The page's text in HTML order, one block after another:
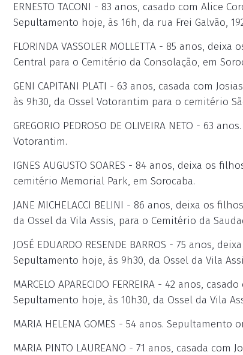
ERNESTO TACONI - 83 anos, casado com Alice
Sepultamento hoje, às 16h, da rua Frei Galvão,
FLORINDA VASSOLER MOLLETTA - 85 anos,
Central para o Cemitério da Consolação, em
GENI CAPITANI PLATI - 63 anos, casada com
às 9h30, da Ossel Votorantim para o cemitério
GREGORIO PEDROSO DE OLIVEIRA NETO - 63
Votorantim.
IGNES AUGUSTO SOARES - 84 anos, deixa os
cemitério Memorial Park, em Sorocaba.
JANE MICHELACCI BELINI - 86 anos, deixa os
da Ossel da Vila Assis, para o Cemitério da
JOSÉ EDUARDO RESENDE BARROS - 75 anos,
Sepultamento hoje, às 9h30, da Ossel da Vila
MARCELO APARECIDO FERREIRA - 42 anos,
Sepultamento hoje, às 10h30, da Ossel da Vila
MARIA HELENA GOMES - 54 anos.
MARIA PINTO LAUREANO - 71 anos, casada